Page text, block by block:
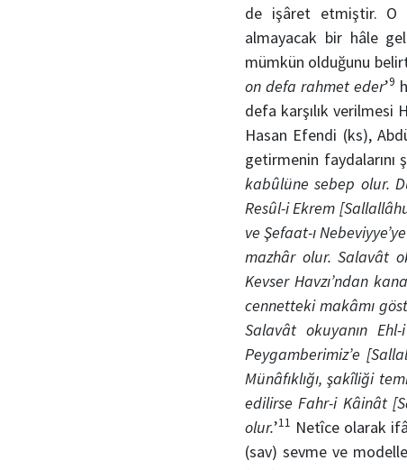
de işâret etmiştir. O
almayacak bir hâle
mümkün olduğunu
on defa rahmet eder’9
defa karşılık verilmesi
Hasan Efendi (ks),
getirmenin faydalarını
kabûlüne sebep olur.
Resûl-i Ekrem
ve Şefaat-ı
mazhâr olur. Salavât
Kevser Havzı’ndan
cennetteki makâmı
Salavât okuyanın
Peygamberimiz’e
Münâfıklığı, şakîliği
edilirse Fahr-i Kâinât
olur.’11 Netîce olarak
(sav) sevme ve